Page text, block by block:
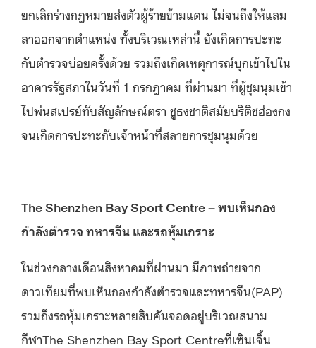
ยกเลิกร่างกฎหมายส่งตัวผู้ร้ายข้ามแดน ไม่จนถึงให้แลม
ลาออกจากตำแหน่ง ทั้งบริเวณเหล่านี้ ยังเกิดการปะทะ
กับตำรวจบ่อยครั้งด้วย รวมถึงเกิดเหตุการณ์บุกเข้าไปใน
อาคารรัฐสภาในวันที่ 1 กรกฎาคม ที่ผ่านมา ที่ผู้ชุมนุมเข้า
ไปพ่นสเปรย์ทับสัญลักษณ์ตรา ชูธงชาติสมัยบริติชฮ่องกง
จนเกิดการปะทะกับเจ้าหน้าที่สลายการชุมนุมด้วย
The Shenzhen Bay Sport Centre – พบเห็นกอง
กำลังตำรวจ ทหารจีน และรถหุ้มเกราะ
ในช่วงกลางเดือนสิงหาคมที่ผ่านมา มีภาพถ่ายจาก
ดาวเทียมที่พบเห็นกองกำลังตำรวจและทหารจีน(PAP)
รวมถึงรถหุ้มเกราะหลายสิบคันจอดอยู่บริเวณสนาม
กีฬาThe Shenzhen Bay Sport Centreที่เซินเจิ้น